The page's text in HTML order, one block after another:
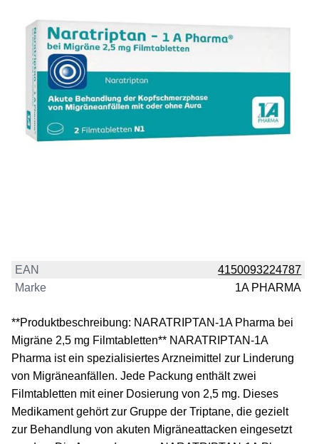
EAN
4150093224787
Marke
1A PHARMA
**Produktbeschreibung: NARATRIPTAN-1A Pharma bei
Migräne 2,5 mg Filmtabletten** NARATRIPTAN-1A
Pharma ist ein spezialisiertes Arzneimittel zur Linderung
von Migräneanfällen. Jede Packung enthält zwei
Filmtabletten mit einer Dosierung von 2,5 mg. Dieses
Medikament gehört zur Gruppe der Triptane, die gezielt
zur Behandlung von akuten Migräneattacken eingesetzt